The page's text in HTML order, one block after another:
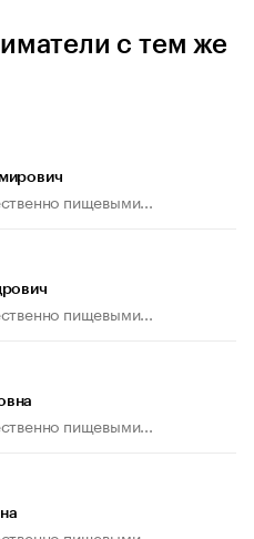
с тем же
пищевыми...
пищевыми...
пищевыми...